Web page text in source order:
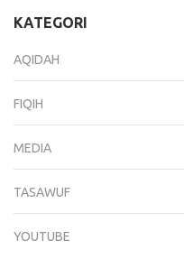
KATEGORI
AQIDAH
FIQIH
MEDIA
TASAWUF
YOUTUBE